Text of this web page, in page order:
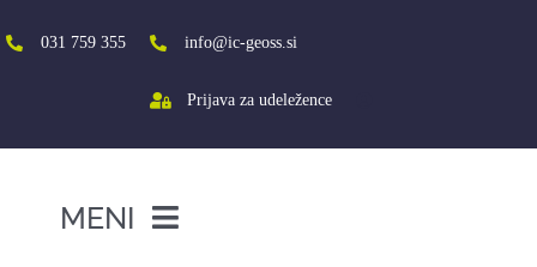
to
content
031 759 355 info@ic-geoss.si
Prijava za udeležence
MENI